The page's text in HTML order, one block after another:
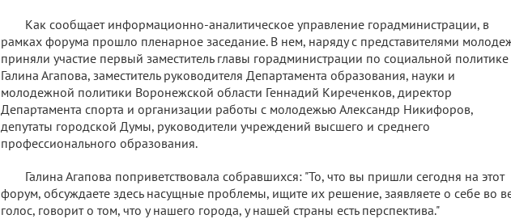
Как сообщает информационно-аналитическое управление горадминистрации, в
рамках форума прошло пленарное заседание. В нем, наряду с представителями
приняли участие первый заместитель главы горадминистрации по социальной политике
Галина Агапова, заместитель руководителя Департамента образования, науки и
молодежной политики Воронежской области Геннадий Киреченков, директор
Департамента спорта и организации работы с молодежью Александр Никифоров,
депутаты городской Думы, руководители учреждений высшего и среднего
профессионального образования.
Галина Агапова поприветствовала собравшихся: "То, что вы пришли сегодня на этот
форум, обсуждаете здесь насущные проблемы, ищите их решение, заявляете о себе во
голос, говорит о том, что у нашего города, у нашей страны есть перспектива."